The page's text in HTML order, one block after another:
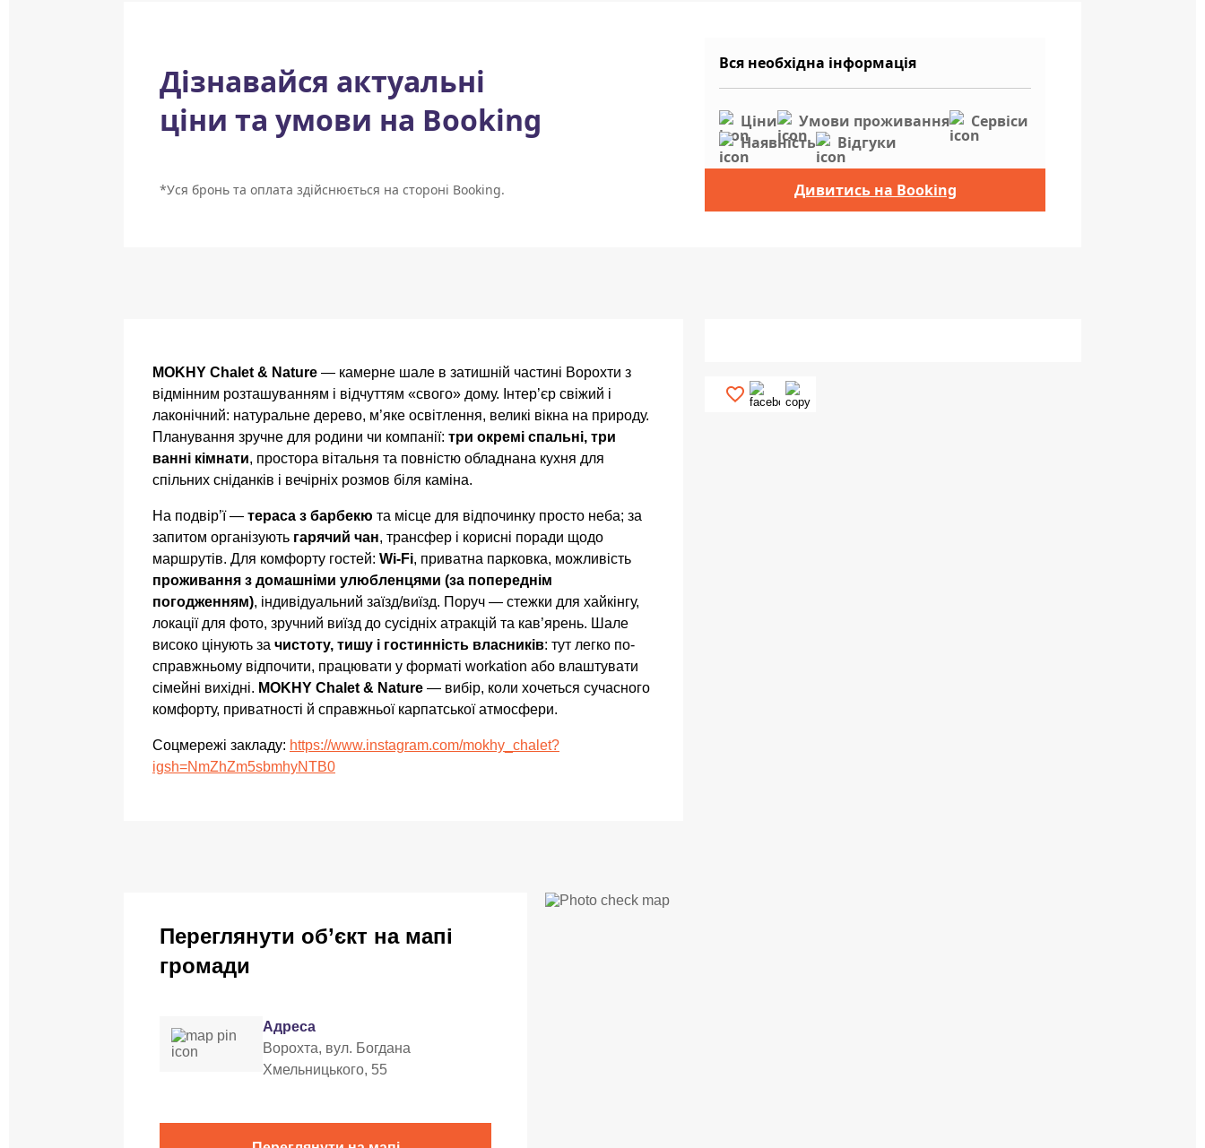
Дізнавайся актуальні
ціни та умови на Booking
Вся необхідна інформація
Ціни Умови проживання
Сервіси
Наявність
Відгуки
*Уся бронь та оплата здійснюється на стороні Booking. Дивитись на Booking
MOKHY Chalet & Nature — камерне шале в затишній частині Ворохти з
відмінним розташуванням і відчуттям «свого» дому. Інтер’єр свіжий і
лаконічний: натуральне дерево, м’яке освітлення, великі вікна на природу.
Планування зручне для родини чи компанії: три окремі спальні, три
ванні кімнати, простора вітальня та повністю обладнана кухня для
спільних сніданків і вечірніх розмов біля каміна.
На подвір’ї — тераса з барбекю та місце для відпочинку просто неба; за
запитом організують гарячий чан, трансфер і корисні поради щодо
маршрутів. Для комфорту гостей: Wi-Fi, приватна парковка, можливість
проживання з домашніми улюбленцями (за попереднім
погодженням), індивідуальний заїзд/виїзд. Поруч — стежки для хайкінгу,
локації для фото, зручний виїзд до сусідніх атракцій та кав’ярень. Шале
високо цінують за чистоту, тишу і гостинність власників: тут легко по-
справжньому відпочити, працювати у форматі workation або влаштувати
сімейні вихідні. MOKHY Chalet & Nature — вибір, коли хочеться сучасного
комфорту, приватності й справжньої карпатської атмосфери.
Соцмережі закладу: https://www.instagram.com/mokhy_chalet?
igsh=NmZhZm5sbmhyNTB0
Переглянути об’єкт на мапі
громади
Адреса
Ворохта, вул. Богдана
Хмельницького, 55